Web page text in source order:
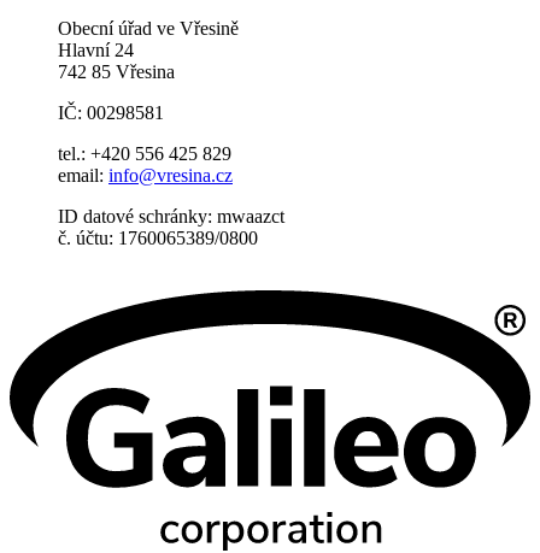
Obecní úřad ve Vřesině
Hlavní 24
742 85 Vřesina
IČ: 00298581
tel.: +420 556 425 829
email: info@vresina.cz
ID datové schránky: mwaazct
č. účtu: 1760065389/0800